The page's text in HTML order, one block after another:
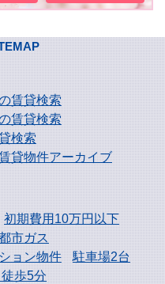
賃貸検索
賃貸検索
検索
貸物件アーカイブ
初期費用10万円以下
市ガス
ョン物件
駐車場2台
歩5分